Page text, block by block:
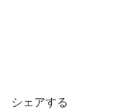
シェアする